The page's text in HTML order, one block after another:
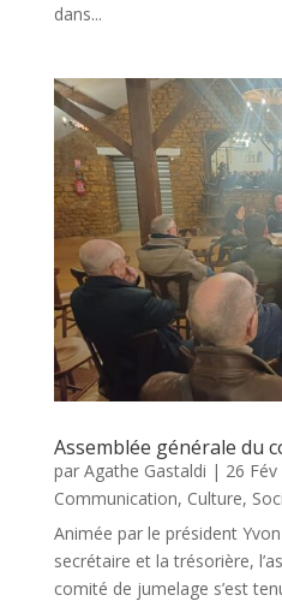
dans...
Assemblée générale du
par Agathe Gastaldi | 26
Communication, Culture,
Animée par le président
secrétaire et la trésorière,
comité de jumelage s’est